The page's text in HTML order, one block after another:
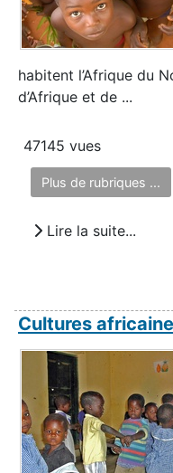
habitent l’Afrique du
d’Afrique et de ...
47145 vues
Plus de rubriques ...
Lire la suite...
Cultures